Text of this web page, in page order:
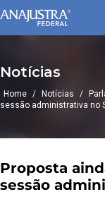
Notícias
Home / Notícias /
sessão administrativa no
Proposta
sessão